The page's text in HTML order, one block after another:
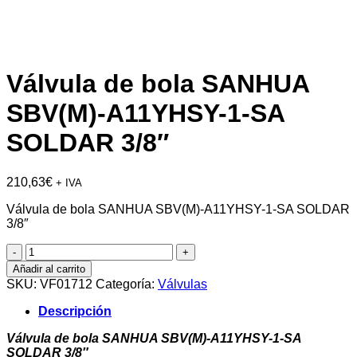
Válvula de bola SANHUA
SBV(M)-A11YHSY-1-SA
SOLDAR 3/8″
210,63€ + IVA
Válvula de bola SANHUA SBV(M)-A11YHSY-1-SA SOLDAR
3/8″
Válvula
de
bola
SANHUA
SBV(M)-
A11YHSY-
1-
SA
Añadir al carrito
SKU: VF01712 Categoría: Válvulas
Descripción
Válvula de bola SANHUA SBV(M)-A11YHSY-1-SA
SOLDAR 3/8″